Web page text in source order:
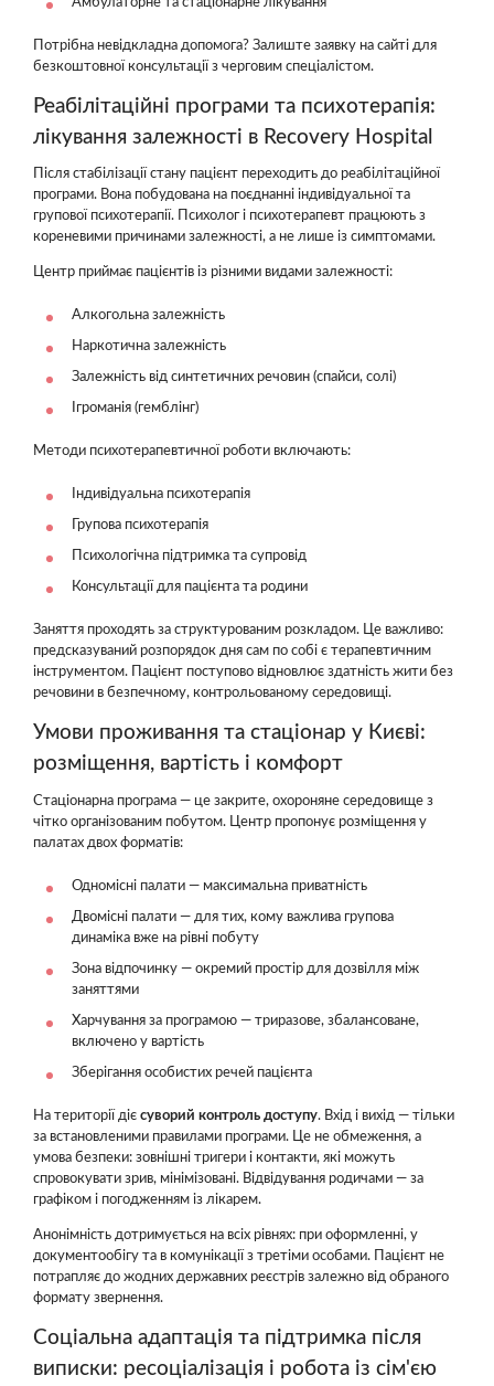
Потрібна невідкладна допомога? Залиште заявку на сайті для
безкоштовної консультації з черговим спеціалістом.
Реабілітаційні програми та психотерапія:
лікування залежності в Recovery Hospital
Після стабілізації стану пацієнт переходить до реабілітаційної
програми. Вона побудована на поєднанні індивідуальної та
групової психотерапії. Психолог і психотерапевт працюють з
кореневими причинами залежності, а не лише із симптомами.
Центр приймає пацієнтів із різними видами залежності:
Алкогольна залежність
Наркотична залежність
Залежність від синтетичних речовин (спайси, солі)
Ігроманія (гемблінг)
Методи психотерапевтичної роботи включають:
Індивідуальна психотерапія
Групова психотерапія
Психологічна підтримка та супровід
Консультації для пацієнта та родини
Заняття проходять за структурованим розкладом. Це важливо:
предсказуваний розпорядок дня сам по собі є терапевтичним
інструментом. Пацієнт поступово відновлює здатність жити без
речовини в безпечному, контрольованому середовищі.
Умови проживання та стаціонар у Києві:
розміщення, вартість і комфорт
Стаціонарна програма — це закрите, охороняне середовище з
чітко організованим побутом. Центр пропонує розміщення у
палатах двох форматів:
Одномісні палати — максимальна приватність
Двомісні палати — для тих, кому важлива групова
динаміка вже на рівні побуту
Зона відпочинку — окремий простір для дозвілля між
заняттями
Харчування за програмою — триразове, збалансоване,
включено у вартість
Зберігання особистих речей пацієнта
На території діє суворий контроль доступу. Вхід і вихід — тільки
за встановленими правилами програми. Це не обмеження, а
умова безпеки: зовнішні тригери і контакти, які можуть
спровокувати зрив, мінімізовані. Відвідування родичами — за
графіком і погодженням із лікарем.
Анонімність дотримується на всіх рівнях: при оформленні, у
документообігу та в комунікації з третіми особами. Пацієнт не
потрапляє до жодних державних реєстрів залежно від обраного
формату звернення.
Соціальна адаптація та підтримка після
виписки: ресоціалізація і робота із сім'єю